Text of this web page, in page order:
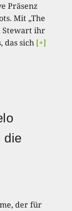
Präsenz
Mit „The
Stewart ihr
das sich [+]
die
der für